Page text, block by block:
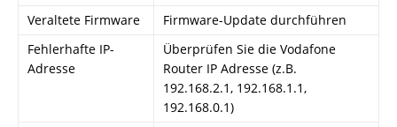
Veraltete Firmware
Firmware-Update durchführen
Fehlerhafte IP-
Adresse
Überprüfen Sie die Vodafone
Router IP Adresse (z.B.
192.168.2.1, 192.168.1.1,
192.168.0.1)